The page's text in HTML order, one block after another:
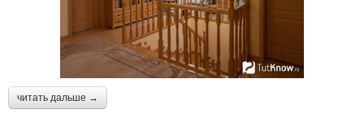
читать дальше →